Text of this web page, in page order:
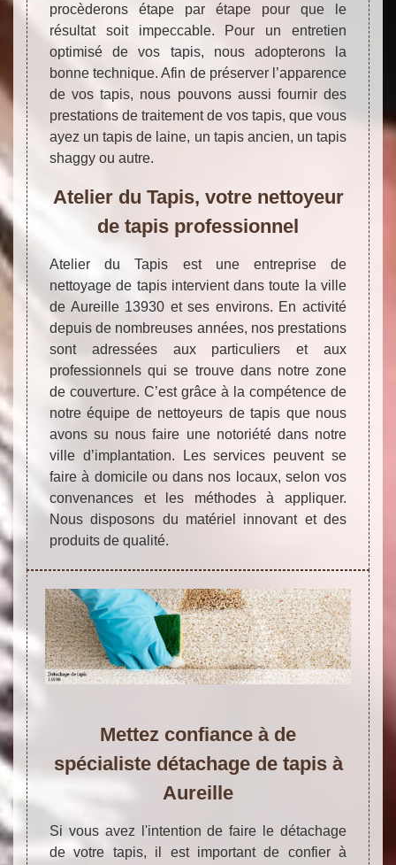
procèderons étape par étape pour que le
résultat soit impeccable. Pour un entretien
optimisé de vos tapis, nous adopterons la
bonne technique. Afin de préserver l’apparence
de vos tapis, nous pouvons aussi fournir des
prestations de traitement de vos tapis, que vous
ayez un tapis de laine, un tapis ancien, un tapis
shaggy ou autre.
Atelier du Tapis, votre nettoyeur
de tapis professionnel
Atelier du Tapis est une entreprise de
nettoyage de tapis intervient dans toute la ville
de Aureille 13930 et ses environs. En activité
depuis de nombreuses années, nos prestations
sont adressées aux particuliers et aux
professionnels qui se trouve dans notre zone
de couverture. C’est grâce à la compétence de
notre équipe de nettoyeurs de tapis que nous
avons su nous faire une notoriété dans notre
ville d’implantation. Les services peuvent se
faire à domicile ou dans nos locaux, selon vos
convenances et les méthodes à appliquer.
Nous disposons du matériel innovant et des
produits de qualité.
Mettez confiance à de
spécialiste détachage de tapis à
Aureille
Si vous avez l'intention de faire le détachage
de votre tapis, il est important de confier à